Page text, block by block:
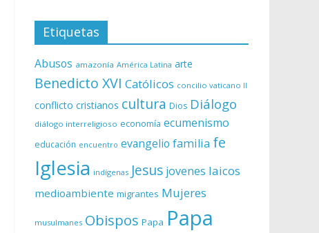
Etiquetas
Abusos amazonía América Latina arte
Benedicto XVI Católicos concilio vaticano II
conflicto cristianos cultura Dios Diálogo
diálogo interreligioso economía ecumenismo
educación encuentro evangelio familia fe
Iglesia indígenas Jesus jovenes laicos
medioambiente migrantes Mujeres
musulmanes Obispos Papa Papa